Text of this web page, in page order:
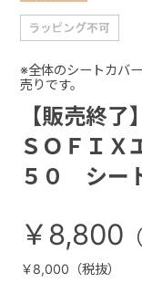
【販売終
ＳＯＦＩ
５０ シー
※全体のシートカバ
売りです。
￥8,800
￥8,000（税抜）